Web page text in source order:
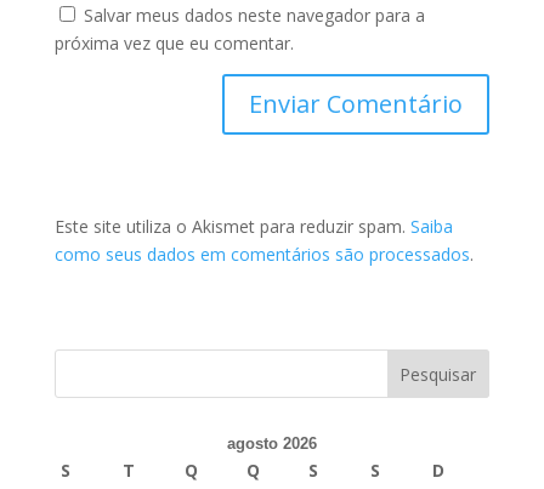
Salvar meus dados neste navegador para a
próxima vez que eu comentar.
Este site utiliza o Akismet para reduzir spam. Saiba
como seus dados em comentários são processados.
agosto 2026
S T Q Q S S
D